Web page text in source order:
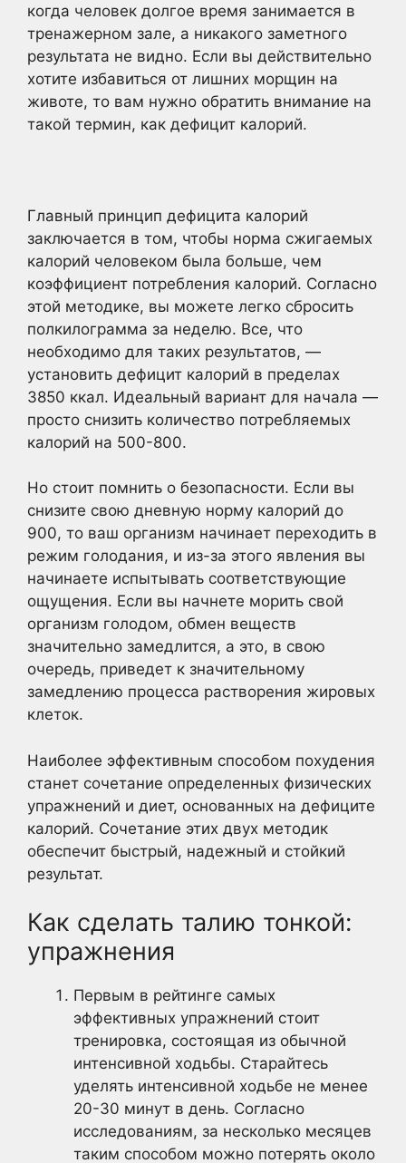
когда человек долгое время занимается в
тренажерном зале, а никакого заметного
результата не видно. Если вы действительно
хотите избавиться от лишних морщин на
животе, то вам нужно обратить внимание на
такой термин, как дефицит калорий.
Главный принцип дефицита калорий
заключается в том, чтобы норма сжигаемых
калорий человеком была больше, чем
коэффициент потребления калорий. Согласно
этой методике, вы можете легко сбросить
полкилограмма за неделю. Все, что
необходимо для таких результатов, —
установить дефицит калорий в пределах
3850 ккал. Идеальный вариант для начала —
просто снизить количество потребляемых
калорий на 500-800.
Но стоит помнить о безопасности. Если вы
снизите свою дневную норму калорий до
900, то ваш организм начинает переходить в
режим голодания, и из-за этого явления вы
начинаете испытывать соответствующие
ощущения. Если вы начнете морить свой
организм голодом, обмен веществ
значительно замедлится, а это, в свою
очередь, приведет к значительному
замедлению процесса растворения жировых
клеток.
Наиболее эффективным способом похудения
станет сочетание определенных физических
упражнений и диет, основанных на дефиците
калорий. Сочетание этих двух методик
обеспечит быстрый, надежный и стойкий
результат.
Как сделать талию тонкой:
упражнения
Первым в рейтинге самых
эффективных упражнений стоит
тренировка, состоящая из обычной
интенсивной ходьбы. Старайтесь
уделять интенсивной ходьбе не менее
20-30 минут в день. Согласно
исследованиям, за несколько месяцев
таким способом можно потерять около